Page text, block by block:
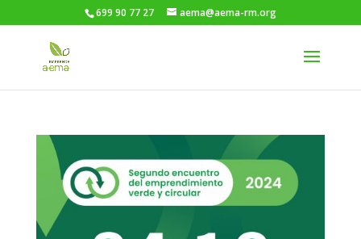
699 90 77 27 aema@aema-rm.org